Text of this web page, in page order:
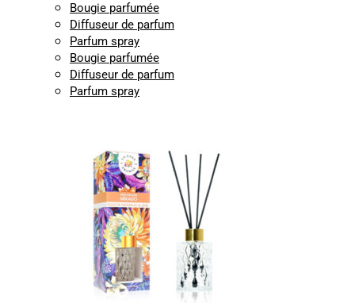
Bougie parfumée
Diffuseur de parfum
Parfum spray
Bougie parfumée
Diffuseur de parfum
Parfum spray